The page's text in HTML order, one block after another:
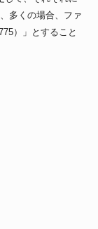
多くの場合、ファ
）」とすること